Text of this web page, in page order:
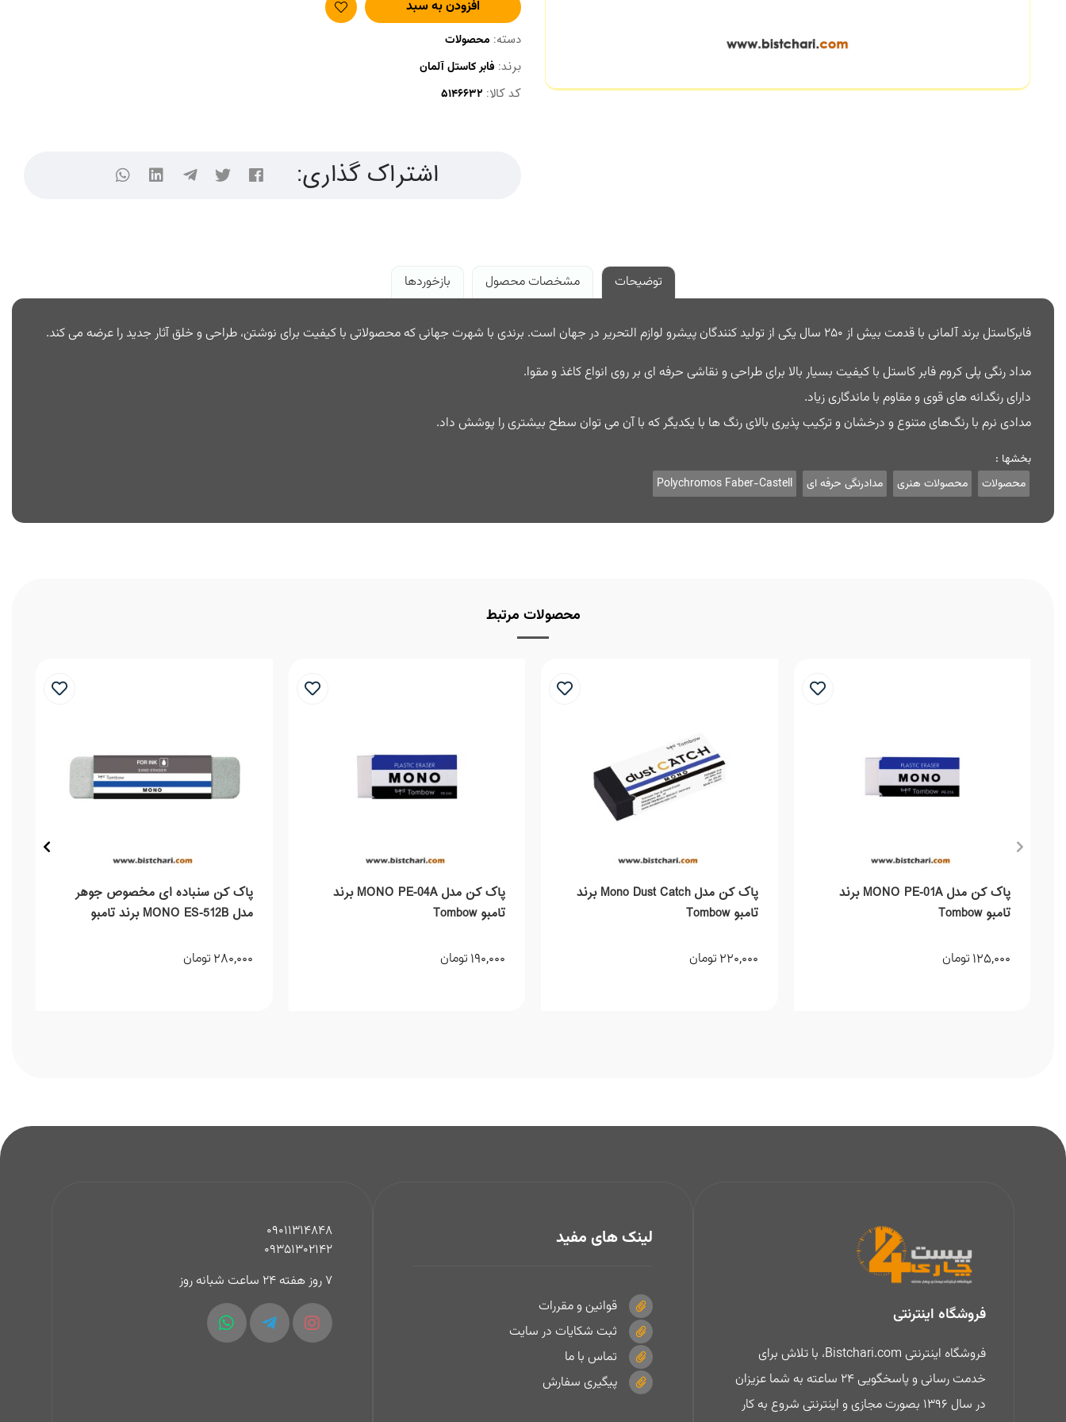
افزودن به سبد
دسته: محصولات
برند: فابر کاستل آلمان
کد کالا:
اشتراک گذاری:
توضیحات مشخصات محصول بازخوردها
فابرکاستل برند آلمانی با قدمت بیش از 250 سال یکی از تولید کنندگان پیشرو لوازم التحریر در جهان است. برندی با شهرت جهانی که محصولاتی با کیفیت برای نوشتن، طراحی و خلق آثار جدید را عرضه می کند.
مداد رنگی پلی کروم فابر کاستل با کیفیت بسیار بالا برای طراحی و نقاشی حرفه ای بر روی انواع کاغذ و مقوا.
دارای رنگدانه های قوی و مقاوم با ماندگاری زیاد.
مدادی نرم با رنگ‌های متنوع و درخشان و ترکیب پذیری بالای رنگ ها با یکدیگر که با آن می توان سطح بیشتری را پوشش داد.
بخشها :
محصولات
محصولات هنری مدادرنگی حرفه ای Polychromos Faber-Castell
محصولات مرتبط
پاک کن مدل MONO PE-01A برند
تامبو Tombow
125,000 تومان
پاک کن مدل Mono Dust Catch برند
تامبو Tombow
220,000 تومان
پاک کن مدل MONO PE-04A برند
تامبو Tombow
190,000 تومان
پاک کن سنباده ای مخصوص جوهر
مدل MONO ES-512B برند تامبو
280,000 تومان
فروشگاه اینترنتی
فروشگاه اینترنتی Bistchari.com، با تلاش برای
خدمت رسانی و پاسخگویی 24 ساعته به شما عزیزان
در سال 1396 بصورت مجازی و اینترنتی شروع به کار
لینک های مفید
قوانین و مقررات
ثبت شکایات در سایت
تماس با ما
پیگیری سفارش
09011314848
09351302142
7 روز هفته 24 ساعت شبانه روز